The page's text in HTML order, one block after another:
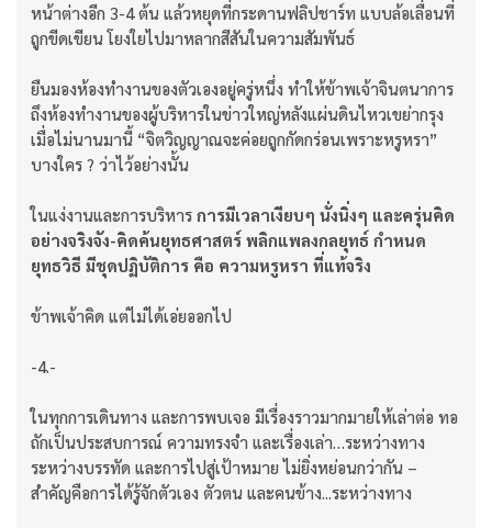
หน้าต่างอีก 3-4 ต้น แล้วหยุดที่กระดานฟลิปชาร์ท แบบล้อเลื่อนที่
ถูกขีดเขียน โยงใยไปมาหลากสีสันในความสัมพันธ์
ยืนมองห้องทำงานของตัวเองอยู่ครู่หนึ่ง ทำให้ข้าพเจ้าจินตนาการ
ถึงห้องทำงานของผู้บริหารในข่าวใหญ่หลังแผ่นดินไหวเขย่ากรุง
เมื่อไม่นานมานี้ “จิตวิญญาณจะค่อยถูกกัดกร่อนเพราะหรูหรา”
บางใคร ? ว่าไว้อย่างนั้น
ในแง่งานและการบริหาร การมีเวลาเงียบๆ นั่งนิ่งๆ และครุ่นคิด
อย่างจริงจัง-คิดค้นยุทธศาสตร์ พลิกแพลงกลยุทธ์ กำหนด
ยุทธวิธี มีชุดปฏิบัติการ คือ ความหรูหรา ที่แท้จริง
ข้าพเจ้าคิด แต่ไม่ได้เอ่ยออกไป
-4.-
ในทุกการเดินทาง และการพบเจอ มีเรื่องราวมากมายให้เล่าต่อ ทอ
ถักเป็นประสบการณ์ ความทรงจำ และเรื่องเล่า…ระหว่างทาง
ระหว่างบรรทัด และการไปสู่เป้าหมาย ไม่ยิ่งหย่อนกว่ากัน –
สำคัญคือการได้รู้จักตัวเอง ตัวตน และคนข้าง...ระหว่างทาง